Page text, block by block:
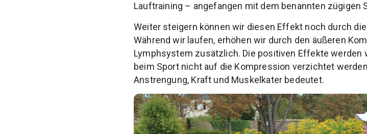
Lauftraining – angefangen mit dem benannten zügigen
Weiter steigern können wir diesen Effekt noch durch
Während wir laufen, erhöhen wir durch den äußeren
Lymphsystem zusätzlich. Die positiven Effekte werden
beim Sport nicht auf die Kompression verzichtet
Anstrengung, Kraft und Muskelkater bedeutet.